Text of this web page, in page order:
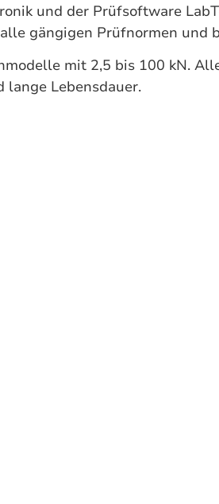
und der Prüfsoftware
gängigen Prüfnormen und
mit 2,5 bis 100 kN.
Lebensdauer.